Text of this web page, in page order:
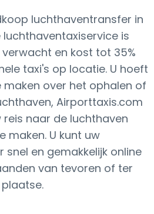
luchthaventransfer in
luchthaventaxiservice is
en kost tot 35%
taxi's op locatie. U hoeft
maken over het ophalen of
Airporttaxis.com
reis naar de luchthaven
maken. U kunt uw
en gemakkelijk online
van tevoren of ter
plaatse.